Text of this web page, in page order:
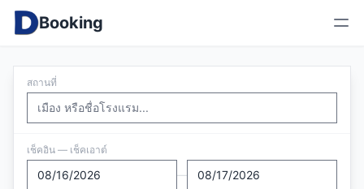
Booking
สถานที่
เช็คอิน — เช็คเอาต์
—